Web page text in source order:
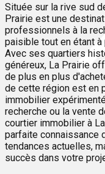
Située sur la rive sud
Prairie est une
professionnels à la
paisible tout en étant
Avec ses quartiers
généreux, La Prairie
de plus en plus
de cette région est en
immobilier
recherche ou la vente
courtier immobilier à
parfaite connaissance
tendances actuelles,
succès dans votre